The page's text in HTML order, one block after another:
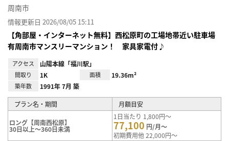
周南市
情報更新日 2026/08/05 15:11
【角部屋・インターネット無料】西松原町の工場地帯近い駐車場
有周南市マンスリーマンション！ 家具家電付♪
アクセス 山陽本線「福川駅」
間取り 1K 面積 19.36m²
築年数 1991年 7月 築
プラン名・期間 月額目安
ロング【周南西松原】
30日以上～360日未満
1日当たり 1,800円～
77,100 円/月～
初期費用他 22,000円～